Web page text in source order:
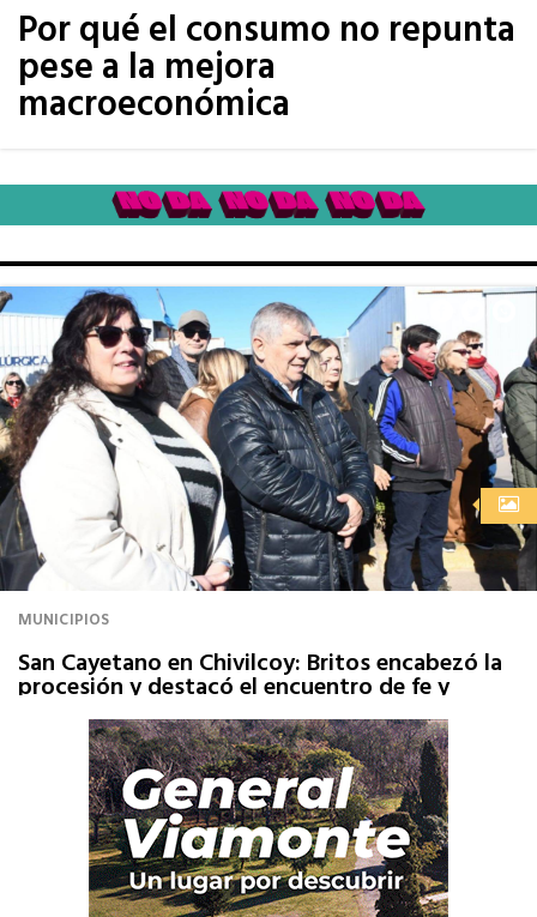
Por qué el consumo no repunta
pese a la mejora
macroeconómica
MUNICIPIOS
San Cayetano en Chivilcoy: Britos encabezó la
procesión y destacó el encuentro de fe y
esperanza comunitaria